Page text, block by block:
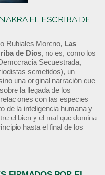
EL ESCRIBA DE
Rubiales Moreno, Las
de Dios, no es, como los
Secuestrada,
sometidos), un
una original narración que
la llegada de los
con las especies
de la inteligencia humana y
el bien y el mal que domina
hasta el final de los